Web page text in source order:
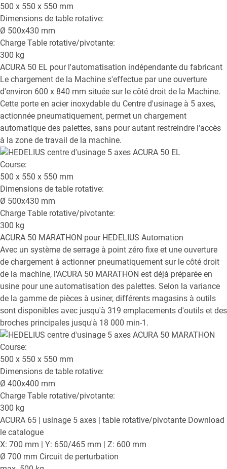
500 x 550 x 550 mm
Dimensions de table rotative:
Ø 500x430 mm
Charge Table rotative/pivotante:
300 kg
ACURA 50 EL pour l'automatisation indépendante du fabricant
Le chargement de la Machine s'effectue par une ouverture
d'environ 600 x 840 mm située sur le côté droit de la Machine.
Cette porte en acier inoxydable du Centre d'usinage à 5 axes,
actionnée pneumatiquement, permet un chargement
automatique des palettes, sans pour autant restreindre l'accès
à la zone de travail de la machine.
Course:
500 x 550 x 550 mm
Dimensions de table rotative:
Ø 500x430 mm
Charge Table rotative/pivotante:
300 kg
ACURA 50 MARATHON pour HEDELIUS Automation
Avec un système de serrage à point zéro fixe et une ouverture
de chargement à actionner pneumatiquement sur le côté droit
de la machine, l'ACURA 50 MARATHON est déjà préparée en
usine pour une automatisation des palettes. Selon la variance
de la gamme de pièces à usiner, différents magasins à outils
sont disponibles avec jusqu'à 319 emplacements d'outils et des
broches principales jusqu'à 18 000 min-1.
Course:
500 x 550 x 550 mm
Dimensions de table rotative:
Ø 400x400 mm
Charge Table rotative/pivotante:
300 kg
ACURA 65
| usinage 5 axes | table rotative/pivotante Download
le catalogue
X: 700 mm | Y: 650/465 mm | Z: 600 mm
Ø 700 mm Circuit de perturbation